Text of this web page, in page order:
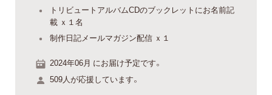
トリビュートアルバムCDのブックレットにお名前記
載 ｘ１名
制作日記メールマガジン配信 ｘ１
2024年06月 にお届け予定です。
509人が応援しています。